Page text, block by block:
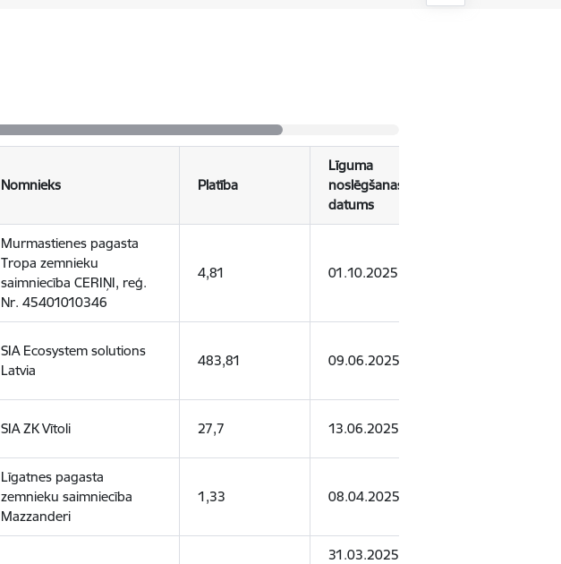
Nomnieks Platība
Līguma
noslēgšanas
datums
Murmastienes pagasta
Tropa zemnieku
saimniecība CERIŅI, reģ.
Nr. 45401010346
4,81 01.10.2025.
SIA Ecosystem solutions
Latvia
483,81 09.06.2025.
SIA ZK Vītoli 27,7 13.06.2025.
Līgatnes pagasta
zemnieku saimniecība
Mazzanderi
1,33 08.04.2025.
31.03.2025.